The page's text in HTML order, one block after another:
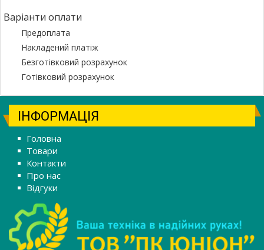
Варіанти оплати
Предоплата
Накладений платіж
Безготівковий розрахунок
Готівковий розрахунок
ІНФОРМАЦІЯ
Головна
Товари
Контакти
Про нас
Відгуки